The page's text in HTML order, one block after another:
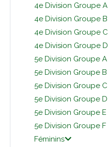
4e Division Groupe A
4e Division Groupe B
4e Division Groupe C
4e Division Groupe D
5e Division Groupe A
5e Division Groupe B
5e Division Groupe C
5e Division Groupe D
5e Division Groupe E
5e Division Groupe F
Féminins